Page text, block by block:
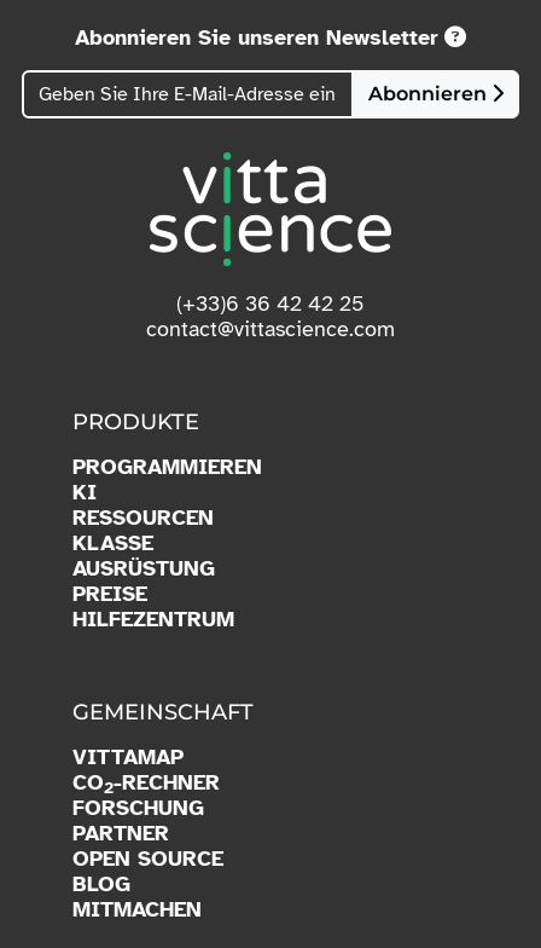
Abonnieren Sie unseren Newsletter
Abonnieren
(+33)6 36 42 42 25
contact@vittascience.com
PRODUKTE
PROGRAMMIEREN
KI
RESSOURCEN
KLASSE
AUSRÜSTUNG
PREISE
HILFEZENTRUM
GEMEINSCHAFT
VITTAMAP
CO -RECHNER
FORSCHUNG
PARTNER
OPEN SOURCE
BLOG
MITMACHEN